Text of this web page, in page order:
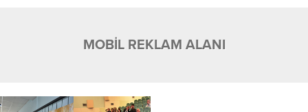
MOBİL REKLAM ALANI